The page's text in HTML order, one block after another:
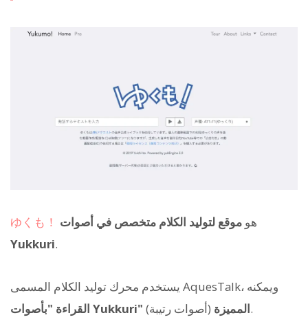
ゆくも！ هو موقع لتوليد الكلام متخصص في أصوات
Yukkuri.
يستخدم محرك توليد الكلام المسمى AquesTalk، ويمكنه
القراءة "بأصوات Yukkuri" المميزة(أصوات رتيبة).